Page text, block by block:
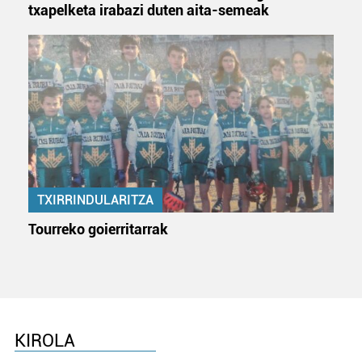
txapelketa irabazi duten aita-semeak
TXIRRINDULARITZA
Tourreko goierritarrak
KIROLA